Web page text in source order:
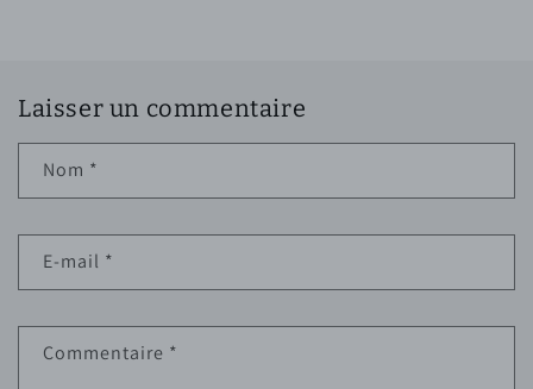
Laisser un commentaire
Nom *
E-mail *
Commentaire *